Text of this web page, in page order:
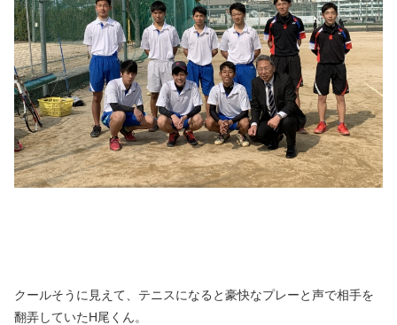
クールそうに見えて、テニスになると豪快なプレーと声で相手を
翻弄していたH尾くん。